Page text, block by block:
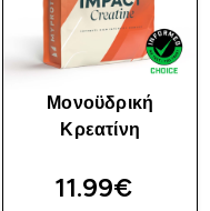
Μονοϋδρική
Κρεατίνη
11.99€‎